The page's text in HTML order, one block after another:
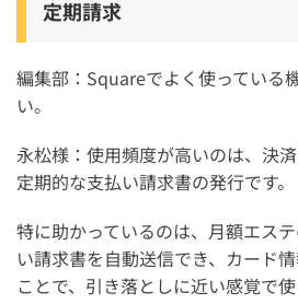
定期請求
編集部：Squareでよく使っている
い。
永松様：使用頻度が高いのは、決
定期的な支払い請求書の発行です。
特に助かっているのは、月額エス
い請求書を自動送信でき、カード
ことで、引き落としに近い感覚で使